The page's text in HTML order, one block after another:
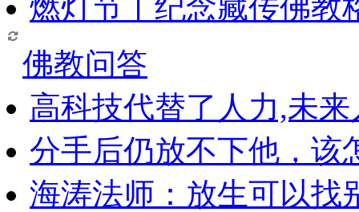
燃灯节丨纪念藏传佛教
佛教问答
高科技代替了人力,未
分手后仍放不下他，该
海涛法师：放生可以找